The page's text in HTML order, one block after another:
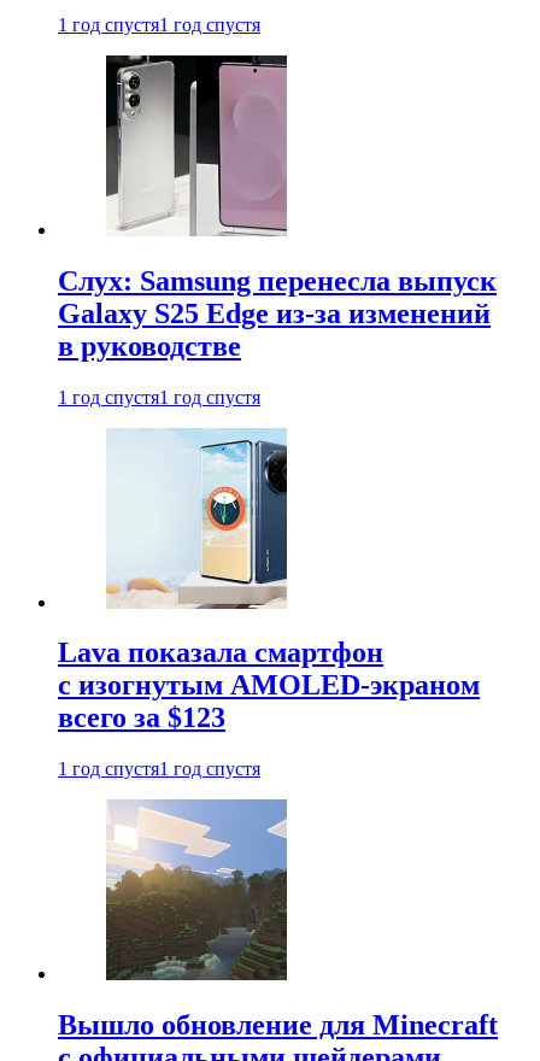
1 год спустя1 год спустя
Слух: Samsung перенесла выпуск
Galaxy S25 Edge из-за изменений
в руководстве
1 год спустя1 год спустя
Lava показала смартфон
с изогнутым AMOLED-экраном
всего за $123
1 год спустя1 год спустя
Вышло обновление для Minecraft